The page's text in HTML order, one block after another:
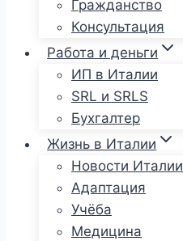
Гражданство
Консультация
Работа и деньги
ИП в Италии
SRL и SRLS
Бухгалтер
Жизнь в Италии
Новости Италии
Адаптация
Учёба
Медицина